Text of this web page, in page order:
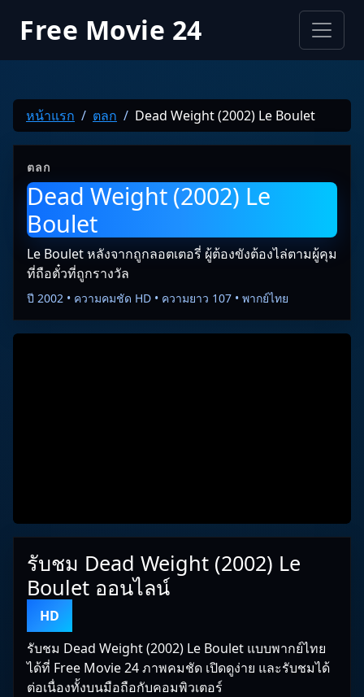
Free Movie 24
หน้าแรก ตลก Dead Weight (2002) Le Boulet
ตลก
Dead Weight (2002) Le
Boulet
Le Boulet หลังจากถูกลอตเตอรี่ ผู้ต้องขังต้องไล่ตามผู้คุม
ที่ถือตั๋วที่ถูกรางวัล
ปี 2002 • ความคมชัด HD • ความยาว 107 • พากย์ไทย
รับชม Dead Weight (2002) Le
Boulet ออนไลน์
HD
รับชม Dead Weight (2002) Le Boulet แบบพากย์ไทย
ได้ที่ Free Movie 24 ภาพคมชัด เปิดดูง่าย และรับชมได้
ต่อเนื่องทั้งบนมือถือกับคอมพิวเตอร์